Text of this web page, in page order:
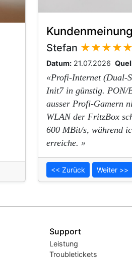
Stefan ★★★★★
Datum: 21.07.2026
«Profi-Internet (Dual-
Init7 in günstig. PON/
ausser Profi-Gamern
WLAN der FritzBox
600 MBit/s, während
erreiche. »
<< Zurück Weiter >>
Support
Leistung
Troubletickets